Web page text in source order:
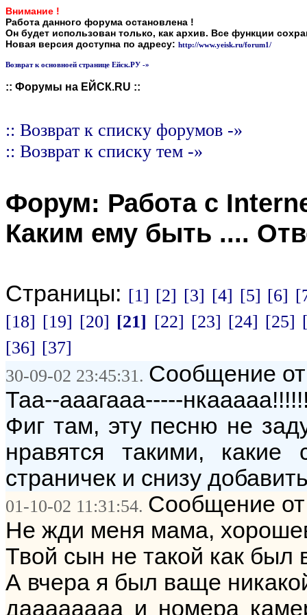
Внимание !
Работа данного форума остановлена !
Он будет использован только, как архив. Все функции
Новая версия доступна по адресу: http://www.yeisk.ru/forum1/
Возврат к основноей странице Ейск.РУ -»
:: Форумы на ЕЙСК.RU ::
:: Возврат к списку форумов -»
:: Возврат к списку тем -»
Форум: Работа с
Каким ему быть ....
Страницы: [1] [2] [3] [4] [5] [6]
[18] [19] [20] [21] [22] [23] [24] [25]
[36] [37]
30-09-02 23:45:31. Сообщение
Таа--ааагааа-----
Фиг там, эту песню не
нравятся такими,
страничек и снизу
01-10-02 11:31:54. Сообщение
Не жди меня мама,
Твой сын не такой как был
А вчера я был ваще
даааааааа и номера